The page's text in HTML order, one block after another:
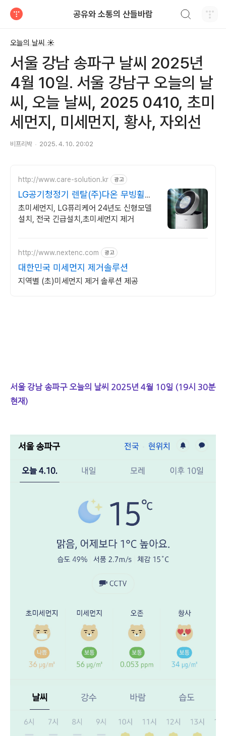
공유와 소통의 산들바람
오늘의 날씨 ☀
서울 강남 송파구 날씨 2025년
4월 10일. 서울 강남구 오늘의 날
씨, 오늘 날씨, 2025 0410, 초미
세먼지, 미세먼지, 황사, 자외선
비프리박 2025. 4. 10. 20:02
http://www.care-solution.kr 광고
LG공기청정기 렌탈(주)다온 무빙휠증
정+추가할인+긴급설치
초미세먼지, LG퓨리케어 24년도 신형모델
설치, 전국 긴급설치,초미세먼지 제거
http://www.nextenc.com 광고
대한민국 미세먼지 제거솔루션
지역별 (초)미세먼지 제거 솔루션 제공
서울 강남 송파구 오늘의 날씨 2025년 4월 10일 (19시 30분
현재)